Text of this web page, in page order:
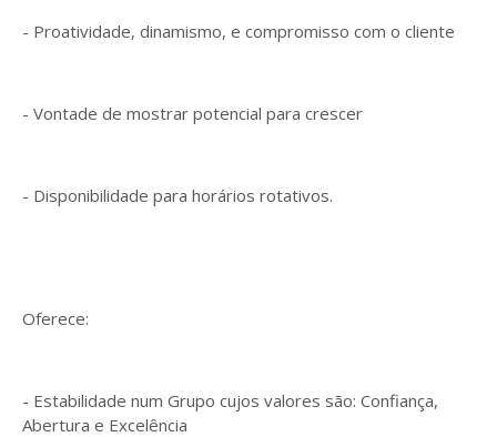
- Proatividade, dinamismo, e compromisso com o cliente
- Vontade de mostrar potencial para crescer
- Disponibilidade para horários rotativos.
Oferece:
- Estabilidade num Grupo cujos valores são: Confiança,
Abertura e Excelência